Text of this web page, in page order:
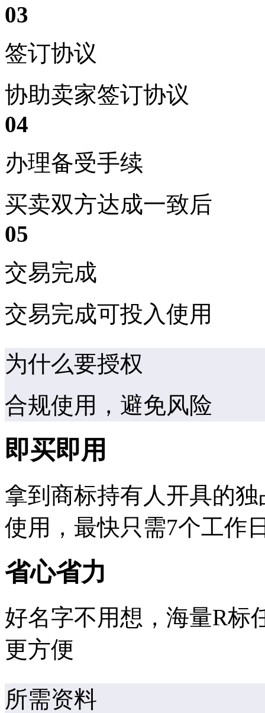
03
签订协议
协助卖家签订协议
04
办理备受手续
买卖双方达成一致后
05
交易完成
交易完成可投入使用
为什么要授权
合规使用，避免风险
即买即用
拿到商标持有人开具的
使用，最快只需7个工作
省心省力
好名字不用想，海量R标
更方便
所需资料